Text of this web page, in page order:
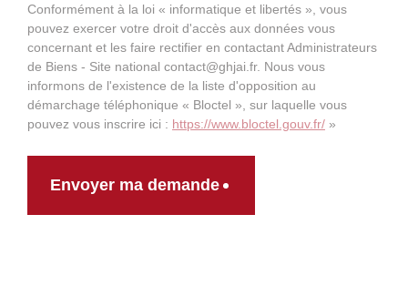
Conformément à la loi « informatique et libertés », vous
pouvez exercer votre droit d'accès aux données vous
concernant et les faire rectifier en contactant Administrateurs
de Biens - Site national contact@ghjai.fr. Nous vous
informons de l'existence de la liste d'opposition au
démarchage téléphonique « Bloctel », sur laquelle vous
pouvez vous inscrire ici : https://www.bloctel.gouv.fr/ »
Envoyer ma demande